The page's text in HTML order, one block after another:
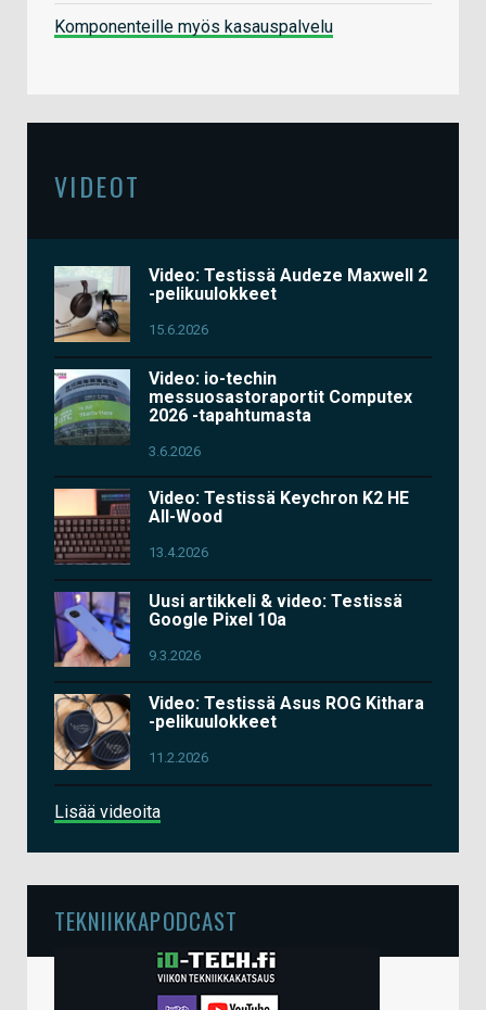
Komponenteille myös kasauspalvelu
VIDEOT
Video: Testissä Audeze Maxwell 2
-pelikuulokkeet
15.6.2026
Video: io-techin
messuosastoraportit Computex
2026 -tapahtumasta
3.6.2026
Video: Testissä Keychron K2 HE
All-Wood
13.4.2026
Uusi artikkeli & video: Testissä
Google Pixel 10a
9.3.2026
Video: Testissä Asus ROG Kithara
-pelikuulokkeet
11.2.2026
Lisää videoita
TEKNIIKKAPODCAST